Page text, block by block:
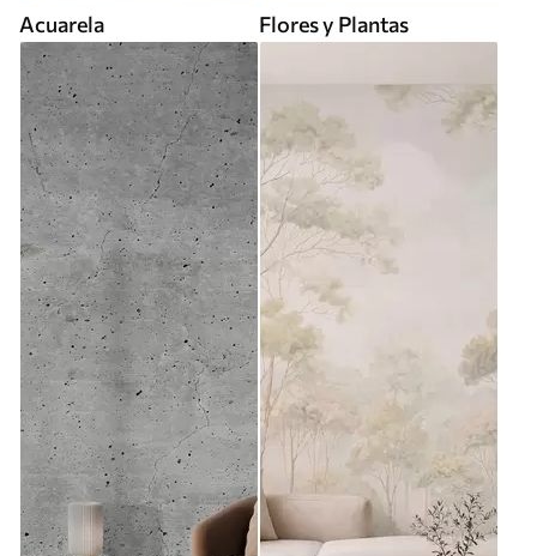
Acuarela Flores y Plantas